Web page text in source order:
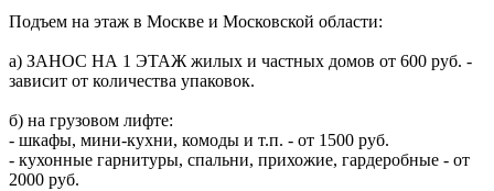
Подъем на этаж в Москве и Московской области:
а) ЗАНОС НА 1 ЭТАЖ жилых и частных домов от 600 руб. -
зависит от количества упаковок.
б) на грузовом лифте:
- шкафы, мини-кухни, комоды и т.п. - от 1500 руб.
- кухонные гарнитуры, спальни, прихожие, гардеробные - от
2000 руб.